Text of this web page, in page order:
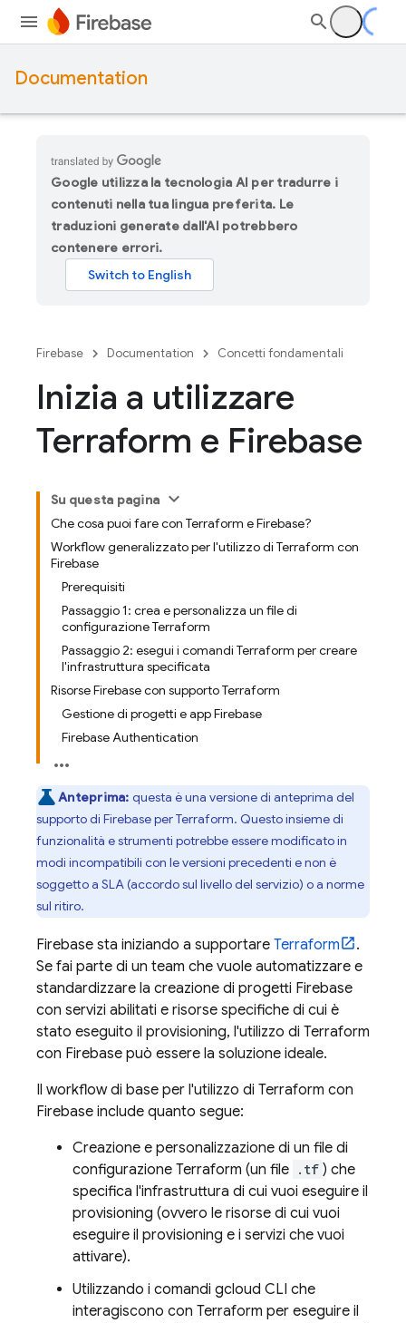
Documentation
Google utilizza la tecnologia AI per tradurre i
contenuti nella tua lingua preferita. Le
traduzioni generate dall'AI potrebbero
contenere errori.
Firebase Documentation Concetti fondamentali
Inizia a utilizzare
Terraform e Firebase
Su questa pagina
Che cosa puoi fare con Terraform e Firebase?
Workflow generalizzato per l'utilizzo di Terraform con
Firebase
Prerequisiti
Passaggio 1: crea e personalizza un file di
configurazione Terraform
Passaggio 2: esegui i comandi Terraform per creare
l'infrastruttura specificata
Risorse Firebase con supporto Terraform
Gestione di progetti e app Firebase
Firebase Authentication
Anteprima: questa è una versione di anteprima del
supporto di Firebase per Terraform. Questo insieme di
funzionalità e strumenti potrebbe essere modificato in
modi incompatibili con le versioni precedenti e non è
soggetto a SLA (accordo sul livello del servizio) o a norme
sul ritiro.
Firebase sta iniziando a supportare Terraform
.
Se fai parte di un team che vuole automatizzare e
standardizzare la creazione di progetti Firebase
con servizi abilitati e risorse specifiche di cui è
stato eseguito il provisioning, l'utilizzo di Terraform
con Firebase può essere la soluzione ideale.
Il workflow di base per l'utilizzo di Terraform con
Firebase include quanto segue:
Creazione e personalizzazione di un file di
configurazione Terraform (un file .tf ) che
specifica l'infrastruttura di cui vuoi eseguire il
provisioning (ovvero le risorse di cui vuoi
eseguire il provisioning e i servizi che vuoi
attivare).
Utilizzando i comandi gcloud CLI che
interagiscono con Terraform per eseguire il